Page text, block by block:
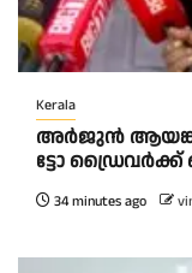
Kerala
അ​ർ​ജു​ൻ
ട്ടോ
34 minutes ago